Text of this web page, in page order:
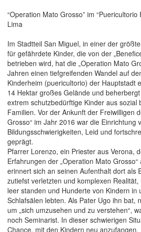
“Operation Mato Grosso” im “Puericultorio
Lima
Im Stadtteil San Miguel, in einer der
für gefährdete Kinder, die von der
betrieben wird, hat die „Operation Mato
Jahren einen tiefgreifenden Wandel auf
Kinderheim (puericultorio) der Hauptstadt
14 Hektar großes Gelände und
extrem schutzbedürftige Kinder aus sozial
Familien. Vor der Ankunft der Freiwilligen
Grosso“ im Jahr 2016 war die Einrichtung
Bildungsschwierigkeiten, Leid und
geprägt.
Pfarrer Lorenzo, ein Priester aus Verona,
Erfahrungen der „Operation Mato
erinnert sich an seinen Aufenthalt dort als
zutiefst verletzten und komplexen
leer standen und Hunderte von Kindern in
Schlafsälen lebten. Als Pater Ugo ihn bat,
um „sich umzusehen und zu verstehen“,
noch Seminarist. In dieser schwierigen
Chance, mit den Kindern neu anzufangen.